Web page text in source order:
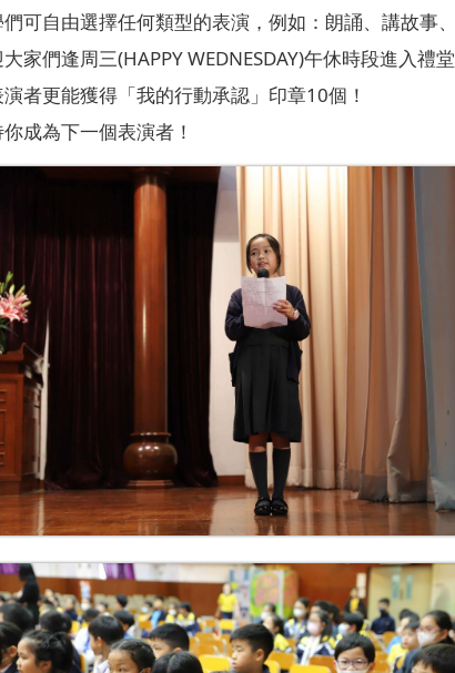
們可自由選擇任何類型的表演，例如：朗誦、講故事
家們逢周三(HAPPY WEDNESDAY)午休時段進入
演者更能獲得「我的行動承認」印章10個！
成為下一個表演者！